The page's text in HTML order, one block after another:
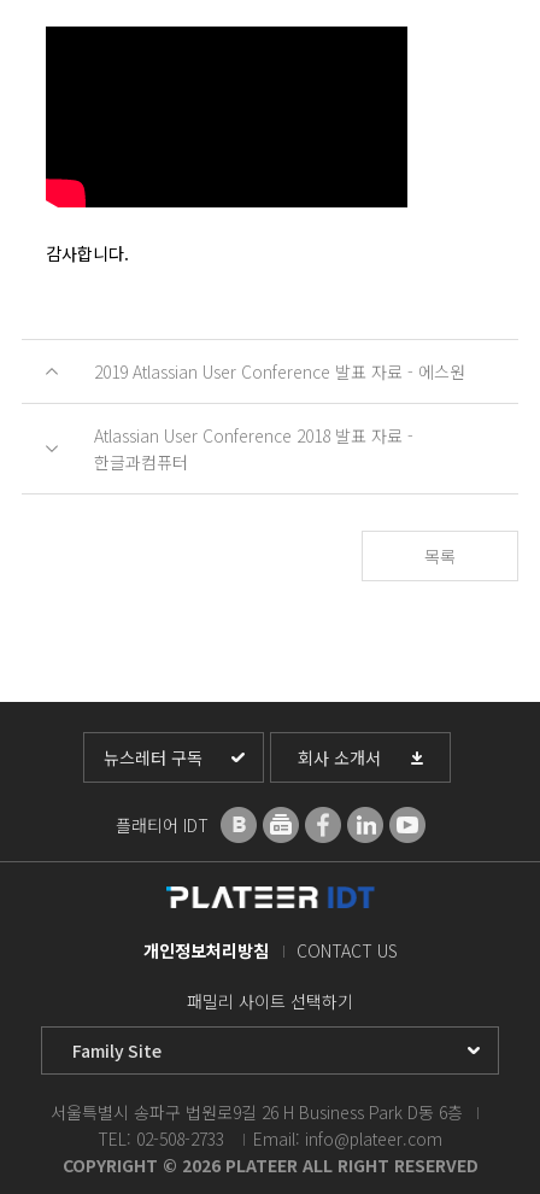
감사합니다.
2019 Atlassian User Conference 발표 자료 - 에스원
Atlassian User Conference 2018 발표 자료 -
한글과컴퓨터
목록
뉴스레터 구독 회사 소개서
플래티어 IDT
개인정보처리방침 CONTACT US
패밀리 사이트 선택하기
서울특별시 송파구 법원로9길 26 H Business Park D동 6층
TEL: 02-508-2733
Email: info@plateer.com
COPYRIGHT © 2026 PLATEER ALL RIGHT RESERVED